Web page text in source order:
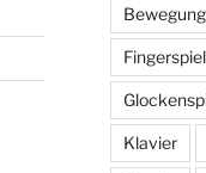
Bewegung
Fingerspiel
Klavier